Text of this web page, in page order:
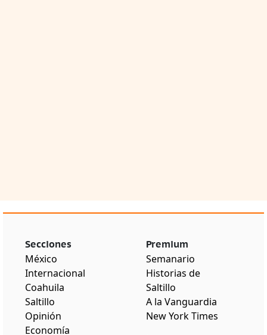
Secciones
México
Internacional
Coahuila
Saltillo
Opinión
Economía
Premium
Semanario
Historias de
Saltillo
A la Vanguardia
New York Times